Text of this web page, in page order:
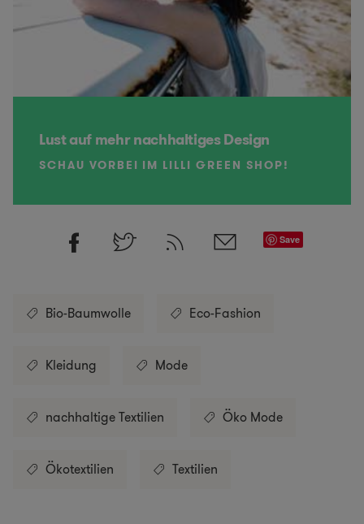
Lust auf mehr nachhaltiges Design
SCHAU VORBEI IM LILLI GREEN SHOP!
Save
Bio-Baumwolle Eco-Fashion
Kleidung Mode
nachhaltige Textilien Öko Mode
Ökotextilien Textilien